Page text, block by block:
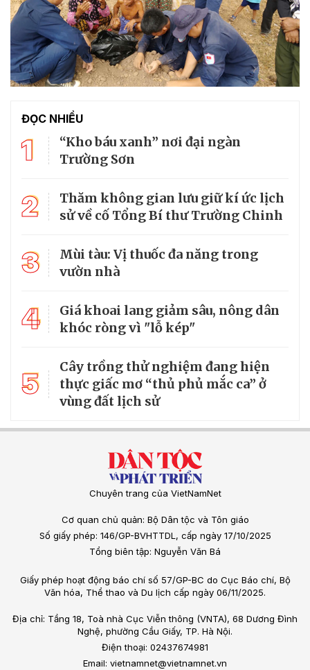
ĐỌC NHIỀU
1
“Kho báu xanh” nơi đại ngàn
Trường Sơn
2
Thăm không gian lưu giữ kí ức lịch
sử về cố Tổng Bí thư Trường Chinh
3
Mùi tàu: Vị thuốc đa năng trong
vườn nhà
4
Giá khoai lang giảm sâu, nông dân
khóc ròng vì "lỗ kép"
5
Cây trồng thử nghiệm đang hiện
thực giấc mơ “thủ phủ mắc ca” ở
vùng đất lịch sử
Chuyên trang của VietNamNet
Cơ quan chủ quản: Bộ Dân tộc và Tôn giáo
Số giấy phép: 146/GP-BVHTTDL, cấp ngày 17/10/2025
Tổng biên tập: Nguyễn Văn Bá
Giấy phép hoạt động báo chí số 57/GP-BC do Cục Báo chí, Bộ
Văn hóa, Thể thao và Du lịch cấp ngày 06/11/2025.
Địa chỉ: Tầng 18, Toà nhà Cục Viễn thông (VNTA), 68 Dương Đình
Nghệ, phường Cầu Giấy, TP. Hà Nội.
Điện thoại: 02437674981
Email: vietnamnet@vietnamnet.vn